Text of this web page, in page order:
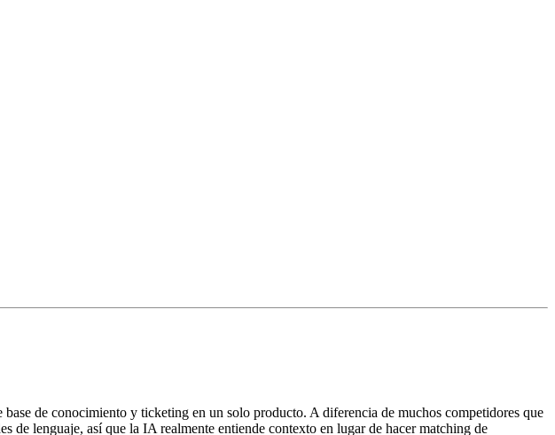
de conocimiento y ticketing en un solo producto. A diferencia de muchos competidores que
de lenguaje, así que la IA realmente entiende contexto en lugar de hacer matching de